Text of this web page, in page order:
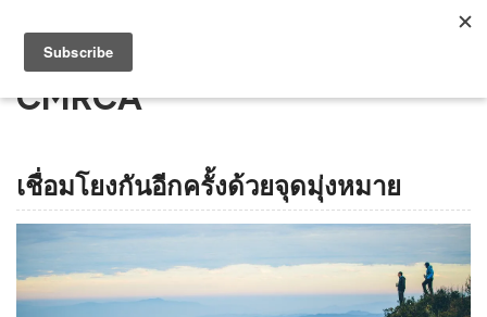
CMRCA
เชื่อมโยงกันอีกครั้งด้วยจุดมุ่งหมาย